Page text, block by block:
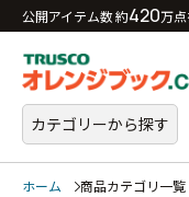
公開アイテム数 約420万点
カテゴリーから探す
ホーム 商品カテゴリ一覧